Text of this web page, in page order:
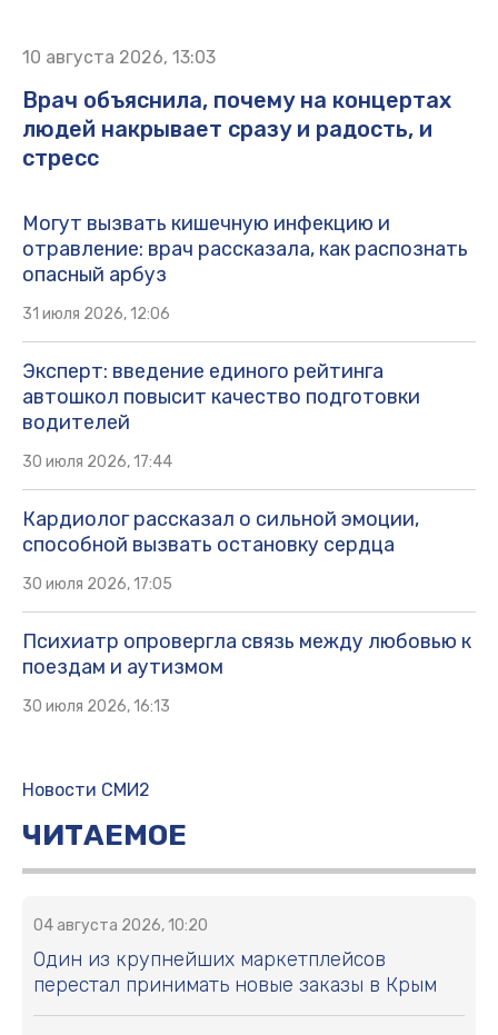
10 августа 2026, 13:03
Врач объяснила, почему на концертах
людей накрывает сразу и радость, и
стресс
Могут вызвать кишечную инфекцию и
отравление: врач рассказала, как распознать
опасный арбуз
31 июля 2026, 12:06
Эксперт: введение единого рейтинга
автошкол повысит качество подготовки
водителей
30 июля 2026, 17:44
Кардиолог рассказал о сильной эмоции,
способной вызвать остановку сердца
30 июля 2026, 17:05
Психиатр опровергла связь между любовью к
поездам и аутизмом
30 июля 2026, 16:13
Новости СМИ2
ЧИТАЕМОЕ
04 августа 2026, 10:20
Один из крупнейших маркетплейсов
перестал принимать новые заказы в Крым